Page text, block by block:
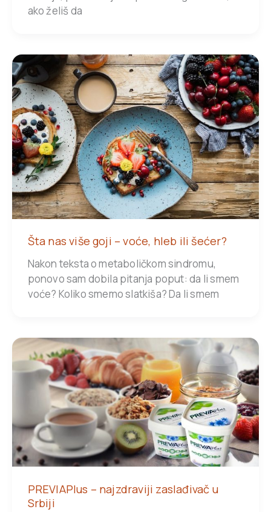
ako želiš da
Šta nas više goji – voće, hleb ili šećer?
Nakon teksta o metaboličkom sindromu,
ponovo sam dobila pitanja poput: da li smem
voće? Koliko smemo slatkiša? Da li smem
PREVIAPlus – najzdraviji zaslađivač u
Srbiji